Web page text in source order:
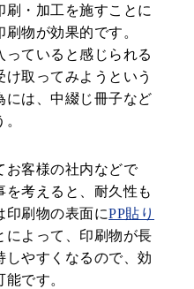
刷・加工を施すことに
物が効果的です。
っていると感じられる
取ってみようという
には、中綴じ冊子など
お客様の社内などで
考えると、耐久性も
印刷物の表面にPP貼り
によって、印刷物が長
しやすくなるので、効
です。